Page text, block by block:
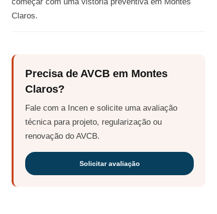
Claros.
Precisa de AVCB em Montes
Claros?
Fale com a Incen e solicite uma avaliação
técnica para projeto, regularização ou
renovação do AVCB.
Solicitar avaliação